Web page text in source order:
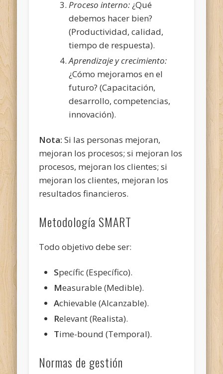
Proceso interno:¿Qué
debemos hacer bien?
(Productividad, calidad,
tiempo de respuesta).
Aprendizaje y crecimiento:
¿Cómo mejoramos en el
futuro? (Capacitación,
desarrollo, competencias,
innovación).
Nota: Si las personas mejoran,
mejoran los procesos; si mejoran los
procesos, mejoran los clientes; si
mejoran los clientes, mejoran los
resultados financieros.
Metodología SMART
Todo objetivo debe ser:
Specífic (Específico).
Measurable (Medible).
Achievable (Alcanzable).
Relevant (Realista).
Time-bound (Temporal).
Normas de gestión